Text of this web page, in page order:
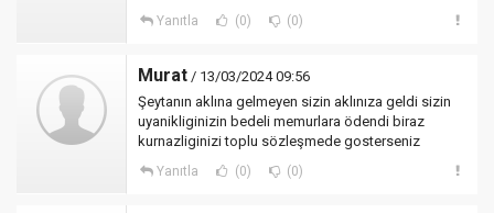
Yanıtla (0) (0)
Murat / 13/03/2024 09:56
Şeytanın aklına gelmeyen sizin aklınıza geldi sizin
uyanikliginizin bedeli memurlara ödendi biraz
kurnazliginizi toplu sözleşmede gosterseniz
Yanıtla (0) (0)